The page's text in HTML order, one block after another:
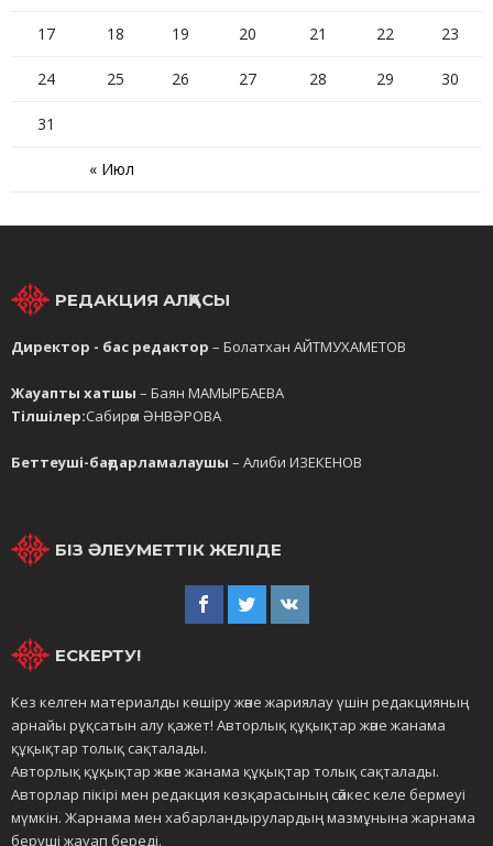
« Июл
17 18 19 20 21 22 23
24 25 26 27 28 29 30
31
РЕДАКЦИЯ АЛҚАСЫ
Директор - бас редактор – Болатхан АЙТМУХАМЕТОВ
Жауапты хатшы – Баян МАМЫРБАЕВА
Тілшілер:Сабирәм ӘНВӘРОВА
Беттеуші-бағдарламалаушы – Алиби ИЗЕКЕНОВ
БІЗ ӘЛЕУМЕТТІК ЖЕЛІДЕ
ЕСКЕРТУ!
Кез келген материалды көшіру және жариялау үшін редакцияның
арнайы рұқсатын алу қажет! Авторлық құқықтар және жанама
құқықтар толық сақталады.
Авторлық құқықтар және жанама құқықтар толық сақталады.
Авторлар пікірі мен редакция көзқарасының сәйкес келе бермеуі
мүмкін. Жарнама мен хабарландырулардың мазмұнына жарнама
беруші жауап береді.